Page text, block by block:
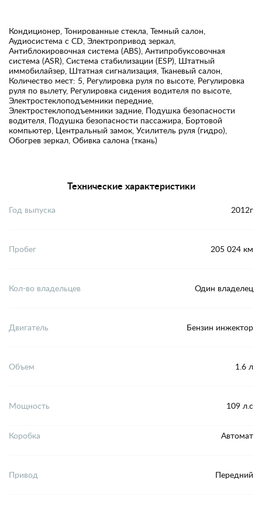
Кондиционер, Тонированные стекла, Темный салон,
Аудиосистема с CD, Электропривод зеркал,
Антиблокировочная система (ABS), Антипробуксовочная
система (ASR), Система стабилизации (ESP), Штатный
иммобилайзер, Штатная сигнализация, Тканевый салон,
Количество мест: 5, Регулировка руля по высоте, Регулировка
руля по вылету, Регулировка сидения водителя по высоте,
Электростеклоподъемники передние,
Электростеклоподъемники задние, Подушка безопасности
водителя, Подушка безопасности пассажира, Бортовой
компьютер, Центральный замок, Усилитель руля (гидро),
Обогрев зеркал, Обивка салона (ткань)
Технические характеристики
Год выпуска 2012г
Пробег 205 024 км
Кол-во владельцев Один владелец
Двигатель Бензин инжектор
Объем 1.6 л
Мощность 109 л.с
Коробка Автомат
Привод Передний